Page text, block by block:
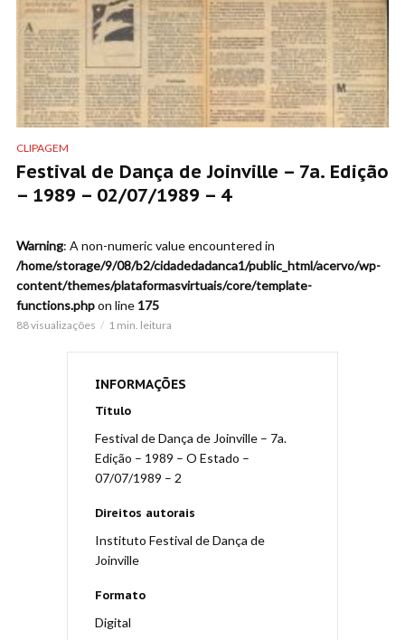
CLIPAGEM
Festival de Dança de Joinville – 7a. Edição
– 1989 – 02/07/1989 – 4
Warning: A non-numeric value encountered in
/home/storage/9/08/b2/cidadedadanca1/public_html/acervo/wp-
content/themes/plataformasvirtuais/core/template-
functions.phpon line 175
88 visualizações 1 min. leitura
INFORMAÇÕES
Título
Festival de Dança de Joinville – 7a.
Edição – 1989 – O Estado –
07/07/1989 – 2
Direitos autorais
Instituto Festival de Dança de
Joinville
Formato
Digital